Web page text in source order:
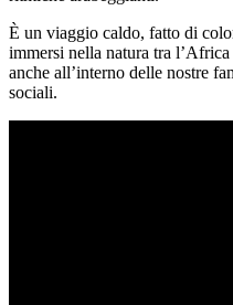
È un viaggio caldo, fatto di
immersi nella natura tra
anche all’interno delle nostre
sociali.